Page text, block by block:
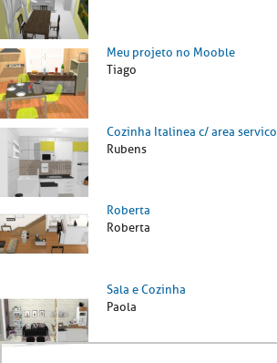
Meu projeto no Mooble
Tiago
Cozinha Italinea c/ area servico
Rubens
Roberta
Roberta
Sala e Cozinha
Paola